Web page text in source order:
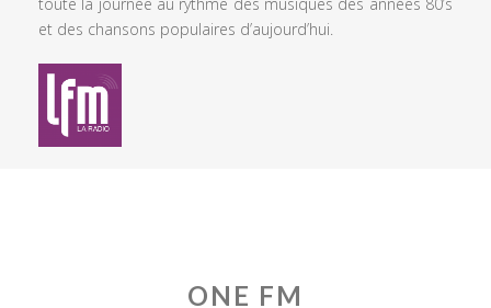
et des chansons populaires d’aujourd’hui.
ONE FM